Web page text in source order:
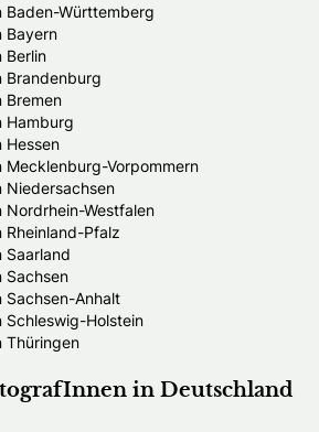
Württemberg
Bayern
Berlin
Brandenburg
Bremen
Hamburg
Hessen
Vorpommern
Niedersachsen
Westfalen
Pfalz
Saarland
Sachsen
Anhalt
Holstein
Thüringen
in Deutschland